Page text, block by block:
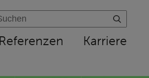
Referenzen Karriere